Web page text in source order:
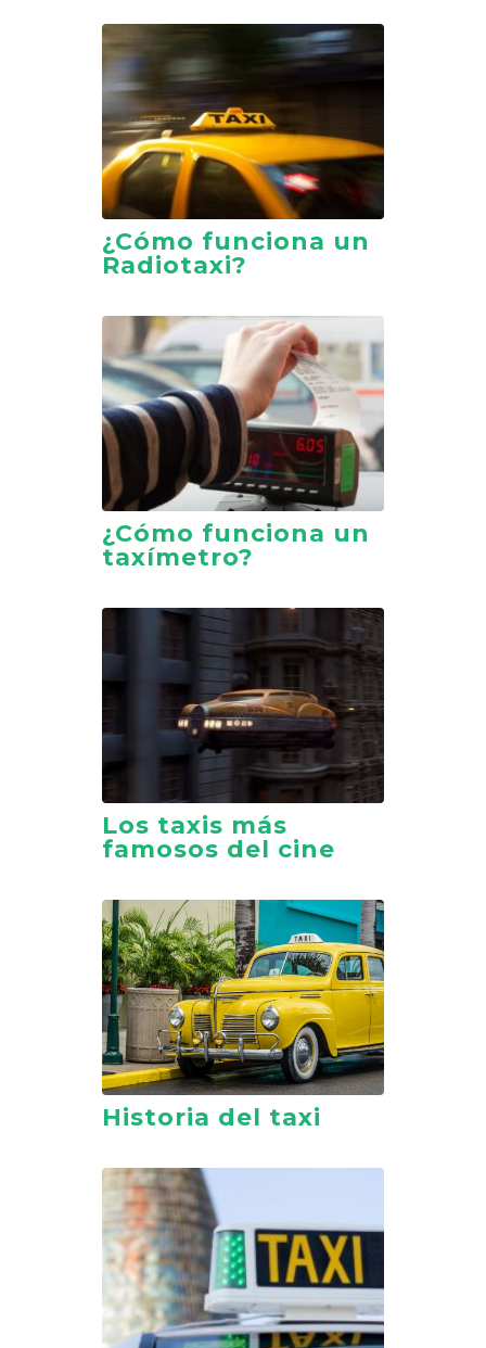
¿Cómo funciona un
Radiotaxi?
¿Cómo funciona un
taxímetro?
Los taxis más
famosos del cine
Historia del taxi